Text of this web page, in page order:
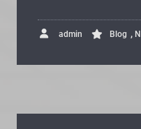
admin Blog ,